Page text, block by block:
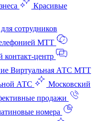
Красивые
сотрудников
МТТ
Виртуальная АТС МТТ
АТС
Московский
продажи
номера